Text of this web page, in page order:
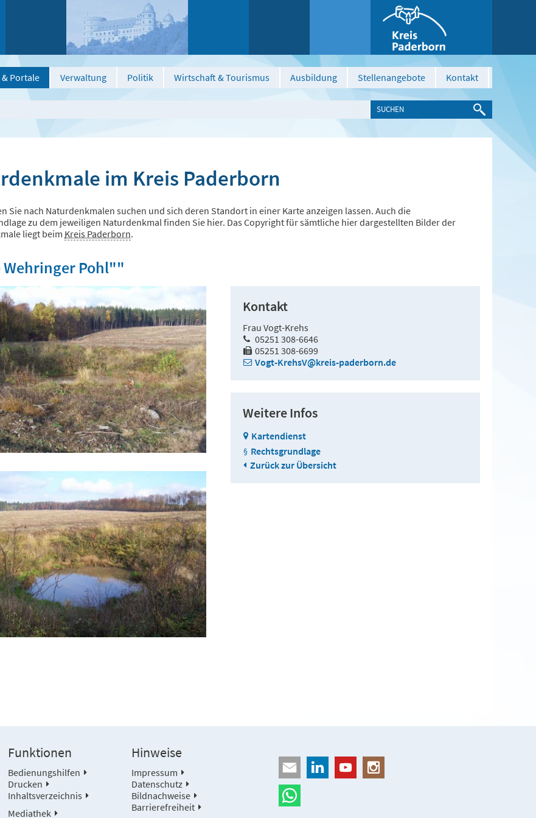
Portale Verwaltung Politik Wirtschaft & Tourismus Ausbildung Stellenangebote Kontakt
im Kreis Paderborn
Sie nach Naturdenkmalen suchen und sich deren Standort in einer Karte anzeigen lassen. Auch die
zu dem jeweiligen Naturdenkmal finden Sie hier. Das Copyright für sämtliche hier dargestellten Bilder der
liegt beim Kreis Paderborn.
Wehringer Pohl""
Kontakt
Frau Vogt-Krehs
05251 308-6646
05251 308-6699
Vogt-KrehsV@kreis-paderborn.de
Weitere Infos
Kartendienst
Rechtsgrundlage
Zurück zur Übersicht
Funktionen
Bedienungshilfen
Drucken
Inhaltsverzeichnis
Mediathek
Hinweise
Impressum
Datenschutz
Bildnachweise
Barrierefreiheit